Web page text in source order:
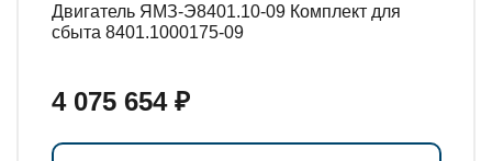
Двигатель ЯМЗ-Э8401.10-09 Комплект для
сбыта 8401.1000175-09
4 075 654 ₽